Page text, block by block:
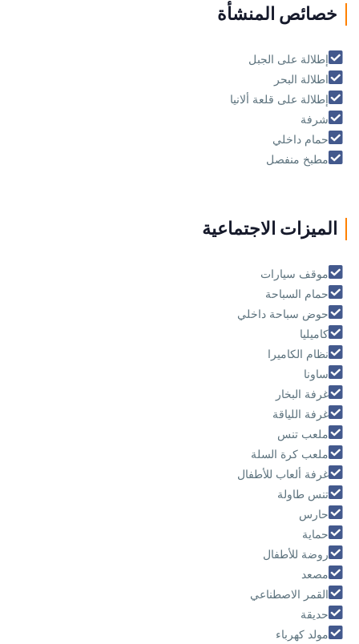
خصائص المنشأة
إطلالة على الجبل
اطلالة البحر
إطلالة على قلعة ألانيا
شرفة
حمام داخلي
مطبخ منفصل
الميزات الاجتماعية
موقف سيارات
حمام السباحة
حوض سباحة داخلي
كاميليا
نظام الكاميرا
ساونا
غرفة البخار
غرفة اللياقة
ملعب تنس
ملعب كرة السلة
غرفة ألعاب للأطفال
تنس طاولة
حارس
حماية
روضة للأطفال
مصعد
القمر الاصطناعي
حديقة
مولد كهرباء